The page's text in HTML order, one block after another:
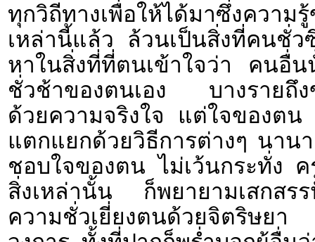
ทุกวิถีทางเพื่อให้ได้มาซึ่งคว
เหล่านี้แล้ว ล้วนเป็นสิ่งที่คนชั่
หาในสิ่งที่ที่ตนเข้าใจว่า คนอื่
ชั่วช้าของตนเอง บางรายถึง
ด้วยความจริงใจ แต่ใจของต
แตกแยกด้วยวิธีการต่างๆ นาน
ชอบใจของตน ไม่เว้นกระทั่ง
สิ่งเหล่านั้น ก็พยายามเสกสร
ความชั่วเยี่ยงตนด้วยจิตริษย